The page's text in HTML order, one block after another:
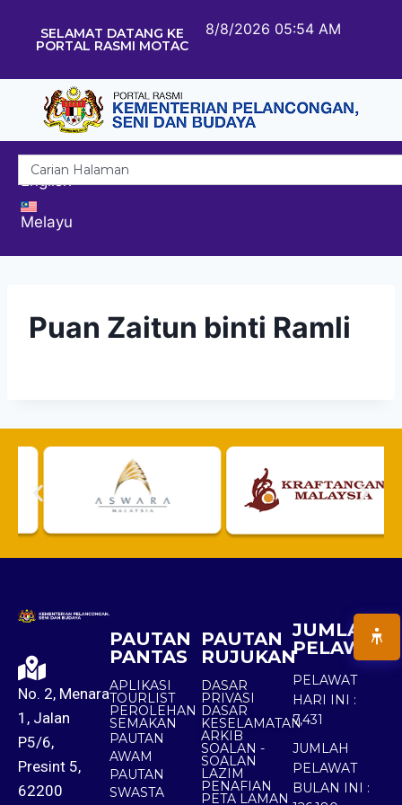
SELAMAT DATANG KE
PORTAL RASMI MOTAC
8/8/2026 05:54 AM
English
Melayu
Puan Zaitun binti Ramli
No. 2, Menara
1, Jalan
P5/6,
Presint 5,
62200
PAUTAN
PANTAS
APLIKASI
TOURLIST
PEROLEHAN
SEMAKAN
PAUTAN
AWAM
PAUTAN
SWASTA
PAUTAN
RUJUKAN
DASAR
PRIVASI
DASAR
KESELAMATAN
ARKIB
SOALAN -
SOALAN
LAZIM
PENAFIAN
PETA LAMAN
JUMLAH
PELAWAT
PELAWAT
HARI INI :
7,431
JUMLAH
PELAWAT
BULAN INI :